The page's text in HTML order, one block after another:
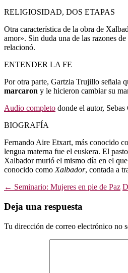
RELIGIOSIDAD, DOS ETAPAS
Otra característica de la obra de
amor». Sin duda una de las razones
relacionó.
ENTENDER LA FE
Por otra parte, Gartzia Trujillo señala
marcaron y le hicieron cambiar su
Audio completo donde el autor,
BIOGRAFÍA
Fernando Aire Etxart, más conocido
lengua materna fue el euskera. El
Xalbador murió el mismo día en el
conocido como Xalbador, contada a
Navegación
de
entradas
← Seminario: Mujeres en pie de Paz
Deja una respuesta
Tu dirección de correo electrónico no